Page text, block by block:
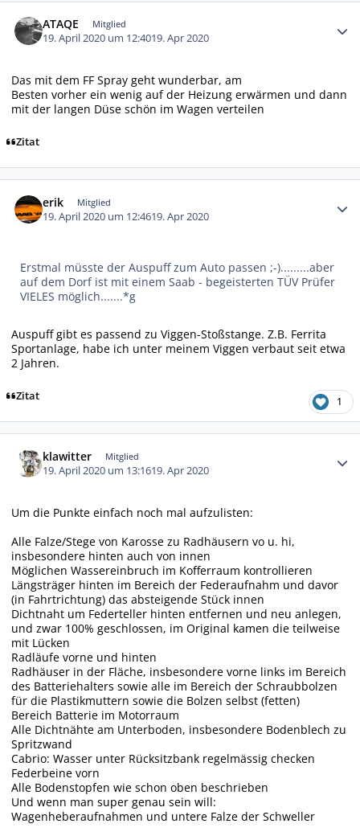
ATAQE Mitglied
19. April 2020 um 12:4019. Apr 2020
Das mit dem FF Spray geht wunderbar, am
Besten vorher ein wenig auf der Heizung erwärmen und dann
mit der langen Düse schön im Wagen verteilen
Zitat
erik Mitglied
19. April 2020 um 12:4619. Apr 2020
Erstmal müsste der Auspuff zum Auto passen ;-).........aber
auf dem Dorf ist mit einem Saab - begeisterten TÜV Prüfer
VIELES möglich.......*g
Auspuff gibt es passend zu Viggen-Stoßstange. Z.B. Ferrita
Sportanlage, habe ich unter meinem Viggen verbaut seit etwa
2 Jahren.
Zitat 1
klawitter Mitglied
19. April 2020 um 13:1619. Apr 2020
Um die Punkte einfach noch mal aufzulisten:
Alle Falze/Stege von Karosse zu Radhäusern vo u. hi,
insbesondere hinten auch von innen
Möglichen Wassereinbruch im Kofferraum kontrollieren
Längsträger hinten im Bereich der Federaufnahm und davor
(in Fahrtrichtung) das absteigende Stück innen
Dichtnaht um Federteller hinten entfernen und neu anlegen,
und zwar 100% geschlossen, im Original kamen die teilweise
mit Lücken
Radläufe vorne und hinten
Radhäuser in der Fläche, insbesondere vorne links im Bereich
des Batteriehalters sowie alle im Bereich der Schraubbolzen
für die Plastikmuttern sowie die Bolzen selbst (fetten)
Bereich Batterie im Motorraum
Alle Dichtnähte am Unterboden, insbesondere Bodenblech zu
Spritzwand
Cabrio: Wasser unter Rücksitzbank regelmässig checken
Federbeine vorn
Alle Bodenstopfen wie schon oben beschrieben
Und wenn man super genau sein will:
Wagenheberaufnahmen und untere Falze der Schweller